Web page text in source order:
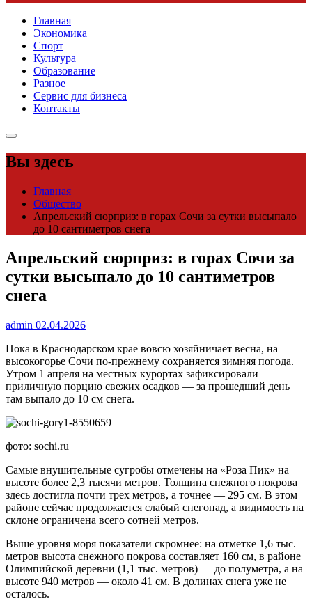
Главная
Экономика
Спорт
Культура
Образование
Разное
Сервис для бизнеса
Контакты
Вы здесь
Главная
Общество
Апрельский сюрприз: в горах Сочи за сутки высыпало
до 10 сантиметров снега
Апрельский сюрприз: в горах Сочи за
сутки высыпало до 10 сантиметров
снега
admin 02.04.2026
Пока в Краснодарском крае вовсю хозяйничает весна, на
высокогорье Сочи по-прежнему сохраняется зимняя погода.
Утром 1 апреля на местных курортах зафиксировали
приличную порцию свежих осадков — за прошедший день
там выпало до 10 см снега.
фото: sochi.ru
Самые внушительные сугробы отмечены на «Роза Пик» на
высоте более 2,3 тысячи метров. Толщина снежного покрова
здесь достигла почти трех метров, а точнее — 295 см. В этом
районе сейчас продолжается слабый снегопад, а видимость на
склоне ограничена всего сотней метров.
Выше уровня моря показатели скромнее: на отметке 1,6 тыс.
метров высота снежного покрова составляет 160 см, в районе
Олимпийской деревни (1,1 тыс. метров) — до полуметра, а на
высоте 940 метров — около 41 см. В долинах снега уже не
осталось.